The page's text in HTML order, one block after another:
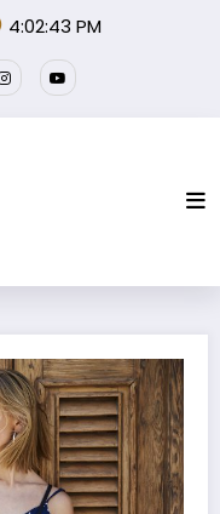
4:02:43 PM